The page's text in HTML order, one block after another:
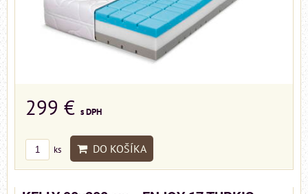
299 € s DPH
ks DO KOŠÍKA